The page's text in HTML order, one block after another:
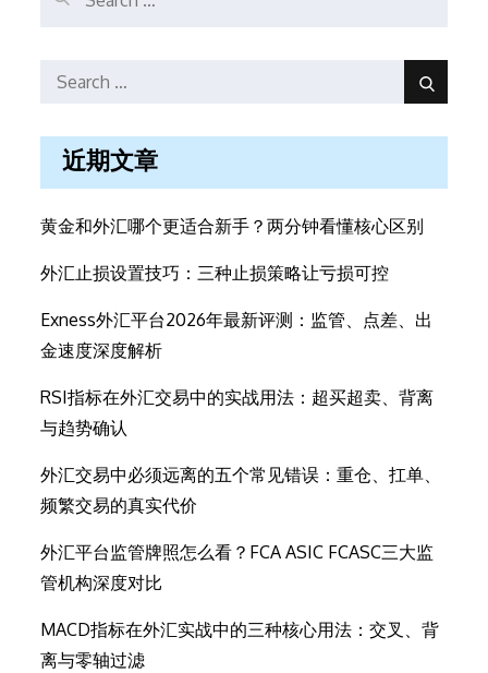
Search
Search
近期文章
黄金和外汇哪个更适合新手？两分钟看懂核心区别
外汇止损设置技巧：三种止损策略让亏损可控
Exness外汇平台2026年最新评测：监管、点差、出
金速度深度解析
RSI指标在外汇交易中的实战用法：超买超卖、背离
与趋势确认
外汇交易中必须远离的五个常见错误：重仓、扛单、
频繁交易的真实代价
外汇平台监管牌照怎么看？FCA ASIC FCASC三大监
管机构深度对比
MACD指标在外汇实战中的三种核心用法：交叉、背
离与零轴过滤